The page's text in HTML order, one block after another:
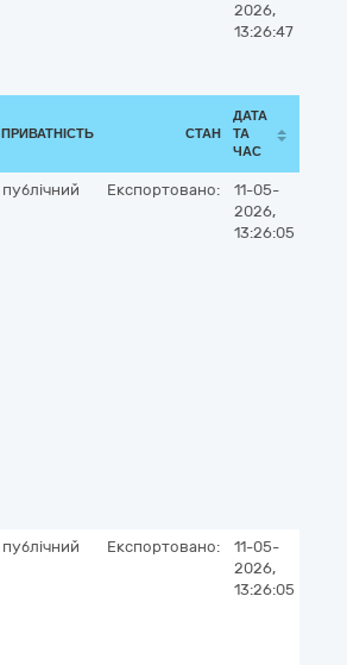
2026,
13:26:47
ПРИВАТНІСТЬ СТАН
ДАТА
ТА
ЧАС
публічний Експортовано:
11-05-
2026,
13:26:05
публічний Експортовано:
11-05-
2026,
13:26:05